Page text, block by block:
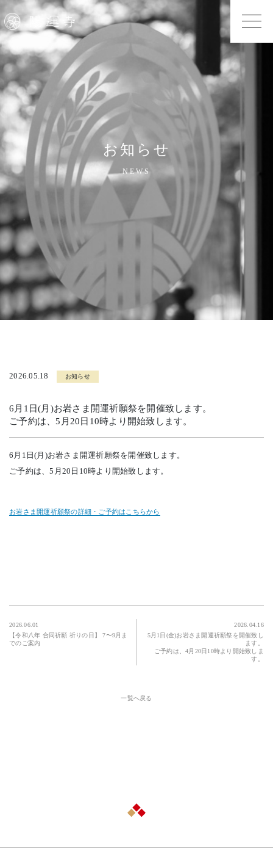
お知らせ
NEWS
2026.05.18 お知らせ
6月1日(月)お岩さま開運祈願祭を開催致します。
ご予約は、5月20日10時より開始致します。
6月1日(月)お岩さま開運祈願祭を開催致します。
ご予約は、5月20日10時より開始致します。
お岩さま開運祈願祭の詳細・ご予約はこちらから
2026.06.01
【令和八年 合同祈願 祈りの日】 7〜9月ま
でのご案内
2026.04.16
5月1日(金)お岩さま開運祈願祭を開催致し
ます。
ご予約は、4月20日10時より開始致しま
す。
一覧へ戻る